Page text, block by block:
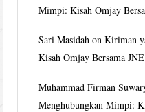
Mimpi: Kisah Omjay
Sari Masidah onKiriman
Kisah Omjay Bersama JNE
Muhammad Firman
Menghubungkan Mimpi: